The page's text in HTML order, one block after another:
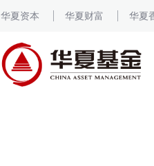
华夏资本 华夏财富 华夏